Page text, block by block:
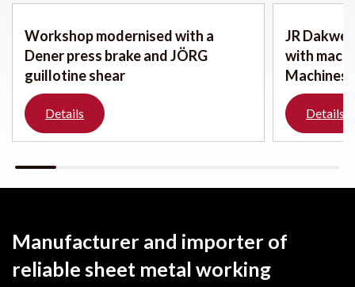
Workshop modernised with a
Dener press brake and JÖRG
guillotine shear
Details
JR
with
Machines
Details
Manufacturer and importer of
reliable sheet metal working